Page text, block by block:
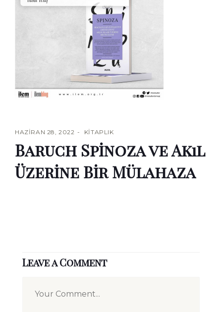
HAZIRAN 28, 2022 KITAPLIK
Baruch Spinoza ve Akıl
Üzerine Bir Mülahaza
Leave a Comment